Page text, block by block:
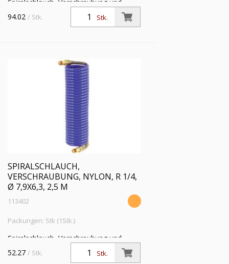
Spiralschlauch, Verschraubung und
Knickschutzfeder, Nylon 11 PA, R 1/4,
Schlauch-ø 6,3x4,8, PN bei 23 °C max.
Stk.
94.02 / Stk.
SPIRALSCHLAUCH,
VERSCHRAUBUNG, NYLON, R 1/4,
Ø 7,9X6,3, 2,5 M
113402
Packungen: Stk (1Stk.)
Spiralschlauch, Verschraubung und
Knickschutzfeder, Nylon 11 PA, R 1/4,
Schlauch-ø 7,9x6,3, PN bei 23 °C max.
Stk.
52.27 / Stk.